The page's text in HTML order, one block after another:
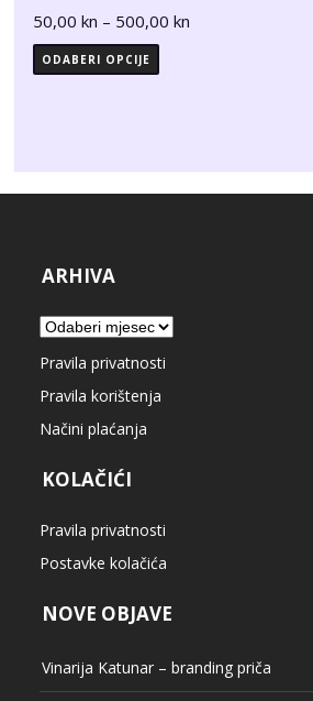
50,00kn – 500,00kn
ODABERI OPCIJE
ARHIVA
Arhiva
Pravila privatnosti
Pravila korištenja
Načini plaćanja
KOLAČIĆI
Pravila privatnosti
Postavke kolačića
NOVE OBJAVE
Vinarija Katunar – branding priča